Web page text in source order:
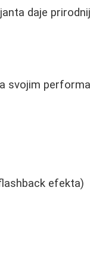
daje
svojim
efekta)